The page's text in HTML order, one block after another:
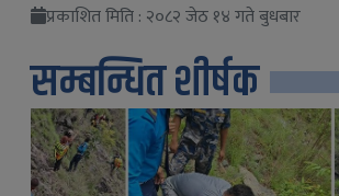
प्रकाशित मिति : २०८२ जेठ १४ गते बुधबार
सम्बन्धित शीर्षक